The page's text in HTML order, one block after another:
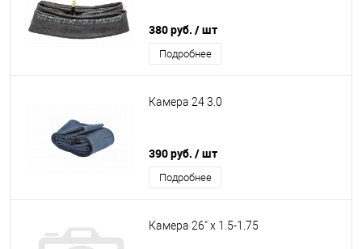
380 руб. / шт
Подробнее
Камера 24 3.0
390 руб. / шт
Подробнее
Камера 26" x 1.5-1.75